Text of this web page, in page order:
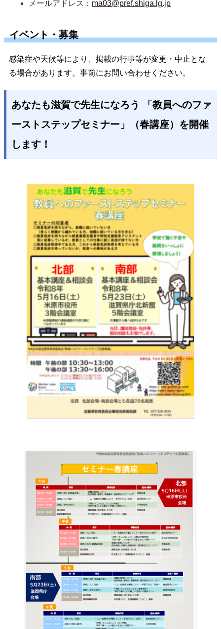
メールアドレス： ma03@pref.shiga.lg.jp
イベント・募集
感染症や天候等により、掲載の行事等が変更・中止とな
る場合があります。事前にお問い合わせください。
あなたも滋賀で先生になろう 「教員へのファ
ーストステップセミナー」（春講座）を開催
します！